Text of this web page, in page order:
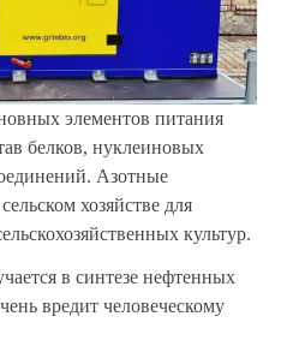
элементов питания
белков, нуклеиновых
Азотные
хозяйстве для
культур.
в синтезе нефтенных
вредит человеческому